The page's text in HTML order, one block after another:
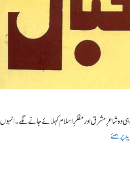
ہی وہ شاعرِ مشرق اور مفکرِ اسلام کہلائے جانے لگے۔ انہوں
پرھئے